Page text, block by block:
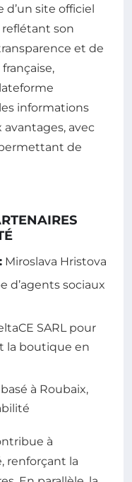
d’un site officiel
reflétant son
et de
informations
avantages, avec
de
Miroslava Hristova
d’agents sociaux
SARL pour
la boutique en
à Roubaix,
à
renforçant la